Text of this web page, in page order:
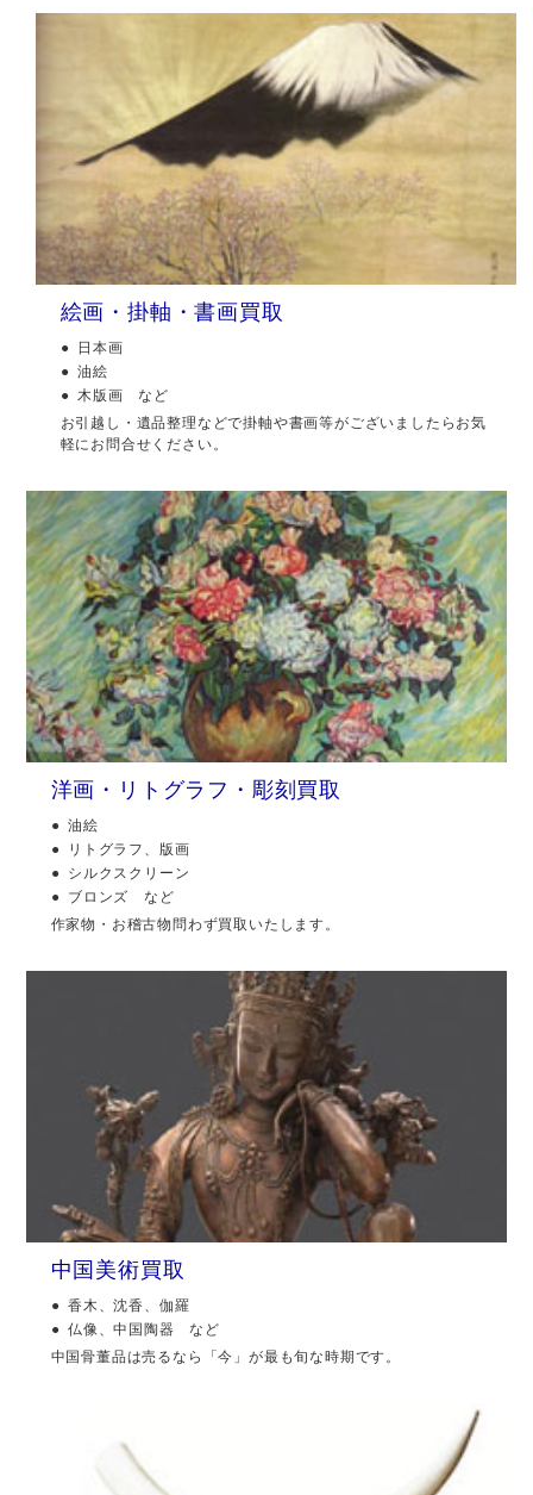
絵画・掛軸・書画買取
日本画
油絵
木版画 など
お引越し・遺品整理などで掛軸や書画等がございましたらお気
軽にお問合せください。
洋画・リトグラフ・彫刻買取
油絵
リトグラフ、版画
シルクスクリーン
ブロンズ など
作家物・お稽古物問わず買取いたします。
中国美術買取
香木、沈香、伽羅
仏像、中国陶器 など
中国骨董品は売るなら「今」が最も旬な時期です。